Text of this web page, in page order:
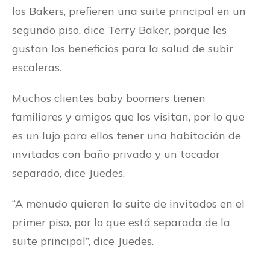
los Bakers, prefieren una suite principal en un
segundo piso, dice Terry Baker, porque les
gustan los beneficios para la salud de subir
escaleras.
Muchos clientes baby boomers tienen
familiares y amigos que los visitan, por lo que
es un lujo para ellos tener una habitación de
invitados con baño privado y un tocador
separado, dice Juedes.
“A menudo quieren la suite de invitados en el
primer piso, por lo que está separada de la
suite principal”, dice Juedes.